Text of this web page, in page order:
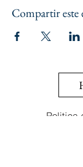
Compartir este
Politica